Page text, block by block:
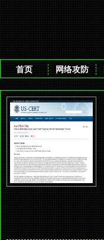
首页 网络攻防